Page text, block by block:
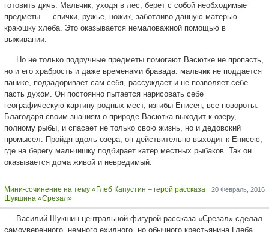
готовить дичь. Мальчик, уходя в лес, берет с собой необходимые
предметы — спички, ружье, ножик, заботливо данную матерью
краюшку хлеба. Это оказывается немаловажной помощью в
выживании.
Но не только подручные предметы помогают Васютке не пропасть,
но и его храбрость и даже временами бравада: мальчик не поддается
панике, подзадоривает сам себя, рассуждает и не позволяет себе
пасть духом. Он постоянно пытается нарисовать себе
географическую картину родных мест, изгибы Енисея, все повороты.
Благодаря своим знаниям о природе Васютка выходит к озеру,
полному рыбы, и спасает не только свою жизнь, но и дедовский
промысел. Пройдя вдоль озера, он действительно выходит к Енисею,
где на берегу мальчишку подбирает катер местных рыбаков. Так он
оказывается дома живой и невредимый.
20 Февраль, 2016
Мини-сочинение на тему «Глеб Капустин – герой рассказа
Шукшина «Срезал»
Василий Шукшин центральной фигурой рассказа «Срезал» сделал
самоуверенного, немного ехидного, но обычного крестьянина Глеба